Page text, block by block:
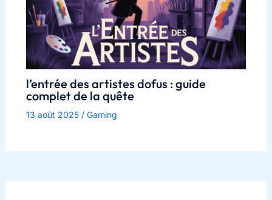
l’entrée des artistes dofus : guide
complet de la quête
13 août 2025 / Gaming